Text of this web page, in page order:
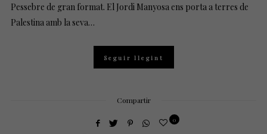
Pessebre de gran format. El Jordi Manyosa ens porta a terres de
Palestina amb la seva…
Seguir llegint
Compartir
0